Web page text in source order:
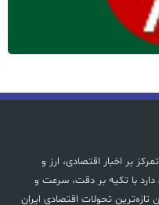
بر اخبار اقتصادی، ارز و
دارد با تکیه بر دقت، سرعت و
تازه‌ترین تحولات اقتصادی ایران